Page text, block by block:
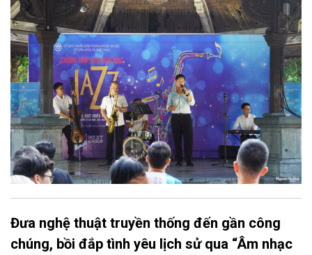
diễn của NSƯT Quyền Văn Minh và các nghệ sĩ Bình Minh Jazz
Club, mở ra một không gian âm nhạc giàu cảm xúc ngay giữa
trung tâm Thủ đô.
Đưa nghệ thuật truyền thống đến gần công
chúng, bồi đắp tình yêu lịch sử qua “Âm nhạc